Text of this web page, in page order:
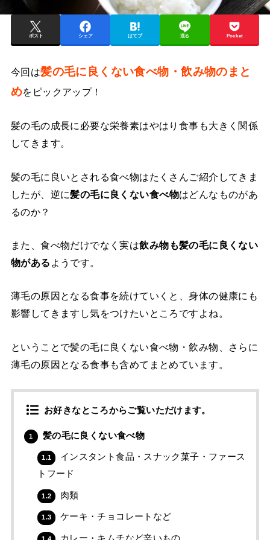
ポスト シェア はてブ 送る Pocket
今回は髪の毛に良くない食べ物・飲み物のまと
めをピックアップ！
髪の毛の成長に必要な栄養素はやはり食事も大きく関係
してきます。
髪の毛に良いとされる食べ物はたくさんご紹介してきま
したが、逆に髪の毛に良くない食べ物はどんなものがあ
るのか？
また、食べ物だけでなく実は飲み物も髪の毛に良くない
物がある ようです。
薄毛の原因となる食事を続けていくと、身体の健康にも
影響してきますし気をつけたいところですよね。
ということで髪の毛に良くない食べ物・飲み物、さらに
薄毛の原因となる食事も含めてまとめています。
お好きなところからご覧いただけます。
1 髪の毛に良くない食べ物
1.1
インスタント食品・スナック菓子・ファース
トフード
1.2 肉類
1.3 ケーキ・チョコレートなど
1.4 カレー・キムチなど辛いもの